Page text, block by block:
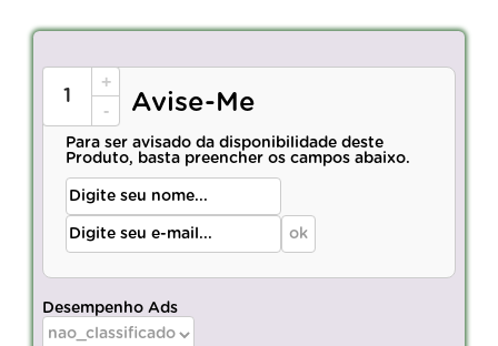
+
-
Avise-Me
Para ser avisado da disponibilidade deste
Produto, basta preencher os campos abaixo.
Desempenho Ads